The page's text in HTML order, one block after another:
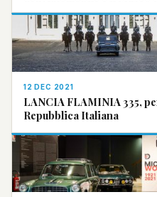
12 DEC 2021
LANCIA FLAMINIA 335,
Repubblica Italiana